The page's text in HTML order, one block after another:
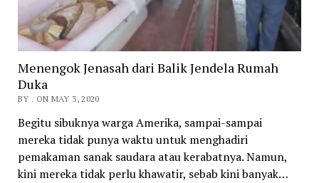
Menengok Jenasah dari Balik Jendela Rumah
Duka
BY . ON MAY 3, 2020
Begitu sibuknya warga Amerika, sampai-sampai
mereka tidak punya waktu untuk menghadiri
pemakaman sanak saudara atau kerabatnya. Namun,
kini mereka tidak perlu khawatir, sebab kini banyak…